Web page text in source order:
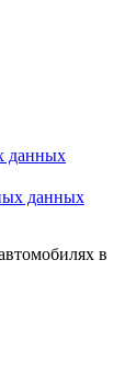
данных
данных
в